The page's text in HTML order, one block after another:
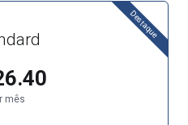
Destaque
mês